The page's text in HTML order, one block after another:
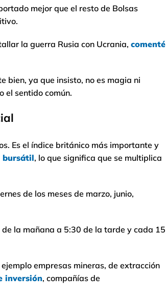
mejor que el resto de Bolsas
la guerra Rusia con Ucrania, comenté
bien, ya que insisto, no es magia ni
el sentido común.
Es el índice británico más importante y
bursátil, lo que significa que se multiplica
de los meses de marzo, junio,
la mañana a 5:30 de la tarde y cada 15
empresas mineras, de extracción
inversión, compañías de